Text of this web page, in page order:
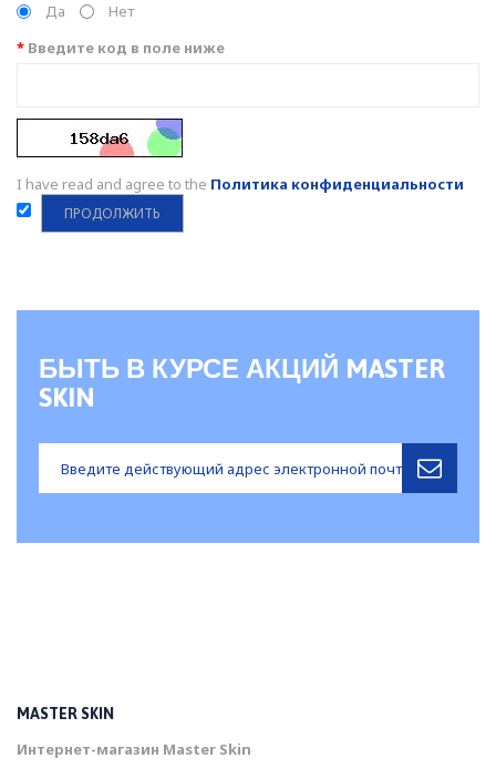
Да
Нет
Введите код в поле ниже
I have read and agree to the Политика конфиденциальности
БЫТЬ В КУРСЕ АКЦИЙ MASTER
SKIN
MASTER SKIN
Интернет-магазин Master Skin